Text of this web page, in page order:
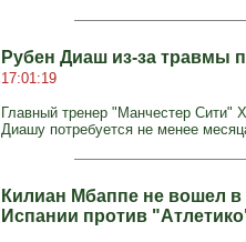
Рубен Диаш из-за травмы
17:01:19
Главный тренер "Манчестер Сити"
Диашу потребуется не менее
Килиан Мбаппе не вошел в
Испании против